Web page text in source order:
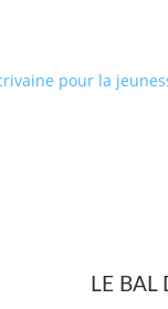
pour la
LE BAL